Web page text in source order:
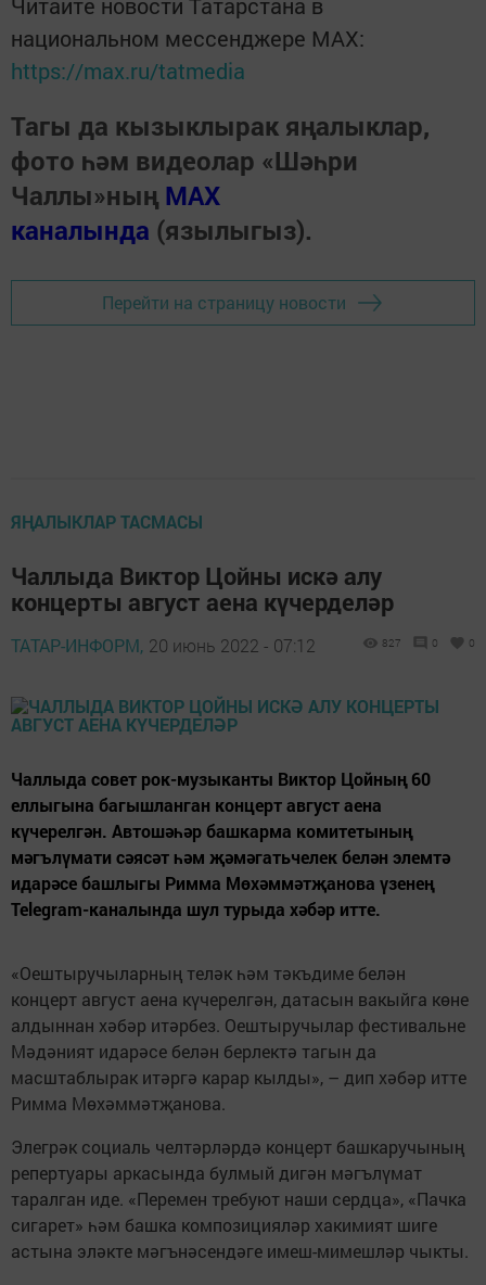
национальном мессенджере MАХ:
https://max.ru/tatmedia
Тагы да кызыклырак яңалыклар,
фото һәм видеолар «Шәһри
Чаллы»ның MAX
каналында (язылыгыз).
Перейти на страницу новости
ЯҢАЛЫКЛАР ТАСМАСЫ
Чаллыда Виктор Цойны искә алу
концерты август аена күчерделәр
ТАТАР-ИНФОРМ, 20 июнь 2022 - 07:12 827 0 0
Чаллыда совет рок-музыканты Виктор Цойның 60
еллыгына багышланган концерт август аена
күчерелгән. Автошәһәр башкарма комитетының
мәгълүмати сәясәт һәм җәмәгатьчелек белән элемтә
идарәсе башлыгы Римма Мөхәммәтҗанова үзенең
Telegram-каналында шул турыда хәбәр итте.
«Оештыручыларның теләк һәм тәкъдиме белән
концерт август аена күчерелгән, датасын вакыйга көне
алдыннан хәбәр итәрбез. Оештыручылар фестивальне
Мәдәният идарәсе белән берлектә тагын да
масштаблырак итәргә карар кылды», – дип хәбәр итте
Римма Мөхәммәтҗанова.
Элегрәк социаль челтәрләрдә концерт башкаручының
репертуары аркасында булмый дигән мәгълүмат
таралган иде. «Перемен требуют наши сердца», «Пачка
сигарет» һәм башка композицияләр хакимият шиге
астына эләкте мәгънәсендәге имеш-мимешләр чыкты.